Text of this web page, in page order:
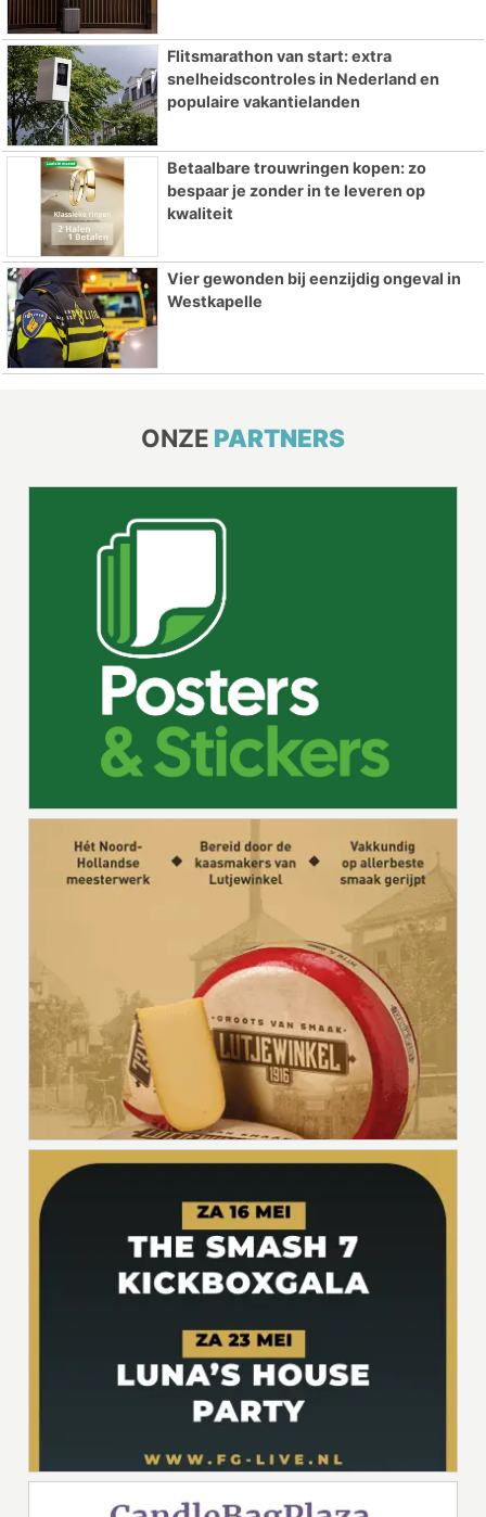
Flitsmarathon van start: extra
snelheidscontroles in Nederland en
populaire vakantielanden
Betaalbare trouwringen kopen: zo
bespaar je zonder in te leveren op
kwaliteit
Vier gewonden bij eenzijdig ongeval in
Westkapelle
ONZE PARTNERS